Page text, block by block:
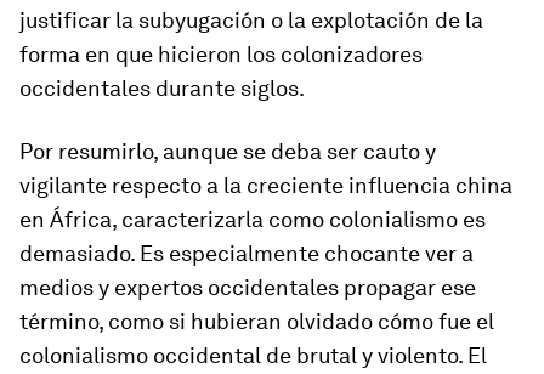
justificar la subyugación o la explotación de la
forma en que hicieron los colonizadores
occidentales durante siglos.
Por resumirlo, aunque se deba ser cauto y
vigilante respecto a la creciente influencia china
en África, caracterizarla como colonialismo es
demasiado. Es especialmente chocante ver a
medios y expertos occidentales propagar ese
término, como si hubieran olvidado cómo fue el
colonialismo occidental de brutal y violento. El